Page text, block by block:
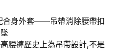
合身外套——吊帶消除腰帶扣
腰褲歷史上為吊帶設計,不是